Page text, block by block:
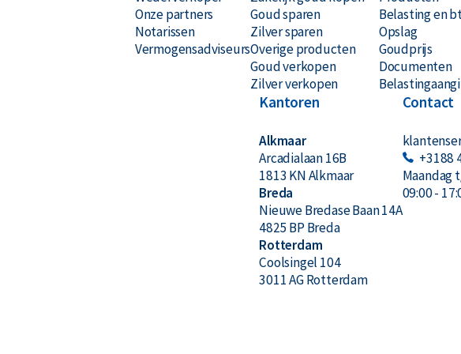
Onze partners
Notarissen
Vermogensadviseurs
Goud sparen
Zilver sparen
Overige producten
Goud verkopen
Zilver verkopen
Belasting en
Opslag
Goudprijs
Documenten
Kantoren
Alkmaar
Arcadialaan 16B
1813 KN Alkmaar
Breda
Nieuwe Bredase Baan 14A
4825 BP Breda
Rotterdam
Coolsingel 104
3011 AG Rotterdam
Contact
+3188
Maandag
09:00 -